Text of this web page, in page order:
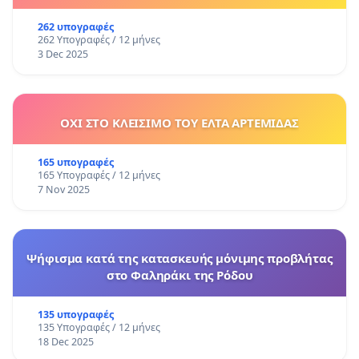
262 υπογραφές
262 Υπογραφές / 12 μήνες
3 Dec 2025
ΟΧΙ ΣΤΟ ΚΛΕΙΣΙΜΟ ΤΟΥ ΕΛΤΑ ΑΡΤΕΜΙΔΑΣ
165 υπογραφές
165 Υπογραφές / 12 μήνες
7 Nov 2025
Ψήφισμα κατά της κατασκευής μόνιμης προβλήτας
στο Φαληράκι της Ρόδου
135 υπογραφές
135 Υπογραφές / 12 μήνες
18 Dec 2025